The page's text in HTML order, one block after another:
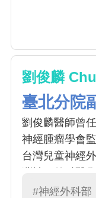
劉俊麟
臺北分院
劉俊麟醫師曾
神經腫瘤學會
台灣兒童神經
設醫院神經外
#神經外科部